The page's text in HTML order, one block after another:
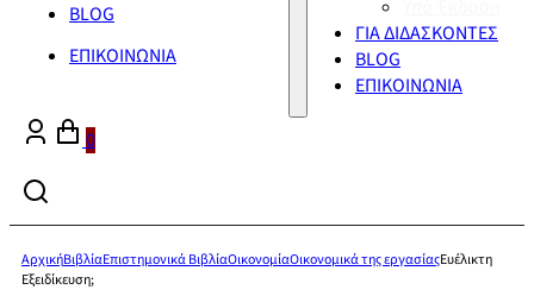
BLOG
ΕΠΙΚΟΙΝΩΝΙΑ
ΓΙΑ ΔΙΔΑΣΚΟΝΤΕΣ
BLOG
ΕΠΙΚΟΙΝΩΝΙΑ
0
ΑρχικήΒιβλίαΕπιστημονικά ΒιβλίαΟικονομίαΟικονομικά της εργασίαςΕυέλικτη
Εξειδίκευση;